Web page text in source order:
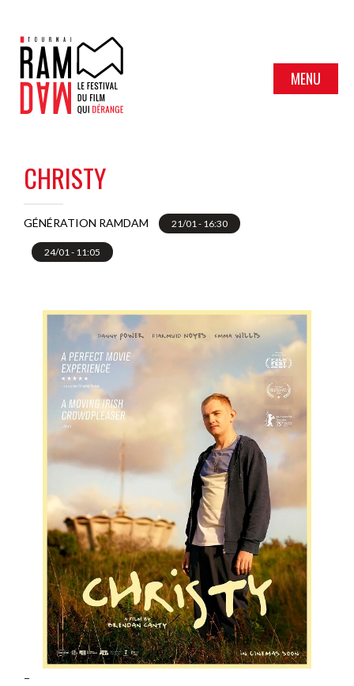
MENU
CHRISTY
GÉNÉRATION RAMDAM 21/01 - 16:30
24/01 - 11:05
–